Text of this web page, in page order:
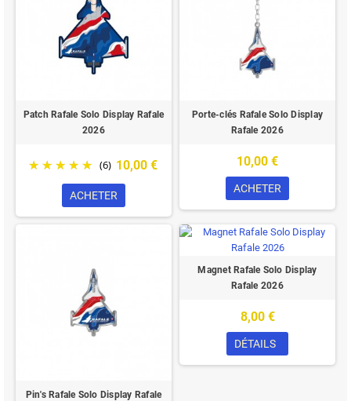
Patch Rafale Solo Display Rafale
2026
(6) 10,00 €
ACHETER
Porte-clés Rafale Solo Display
Rafale 2026
10,00 €
ACHETER
Pin's Rafale Solo Display Rafale
Magnet Rafale Solo Display
Rafale 2026
8,00 €
DÉTAILS